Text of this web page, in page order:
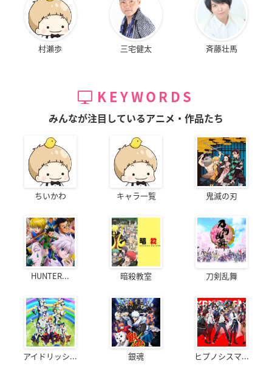
村瀬歩 三宅健太 斉藤壮馬
KEYWORDS
みんなが注目しているアニメ・作品たち
ちいかわ キャラ一覧 鬼滅の刃
HUNTER... 暗殺教室 刀剣乱舞
アイドリッシ... 銀魂 ヒプノシスマ...